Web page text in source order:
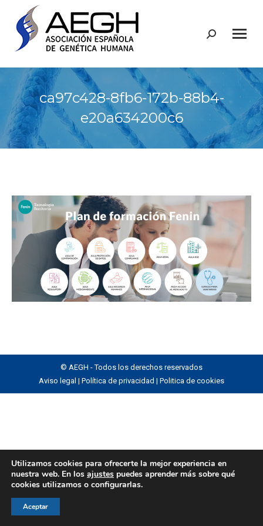
Buscar:
ca97c428-8fb6-172b-88b4-
e20a634200c6
© AEGH - Todos los derechos reservados
Aviso legal | Política de privacidad | Politica de cookies
Utilizamos cookies para ofrecerte la mejor experiencia en
nuestra web. En los ajustes puedes aprender más sobre qué
cookies utilizamos o configurarlas.
Aceptar